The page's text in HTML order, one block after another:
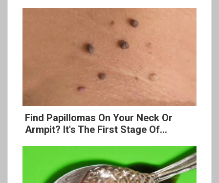
Find Papillomas On Your Neck Or
Armpit? It's The First Stage Of...